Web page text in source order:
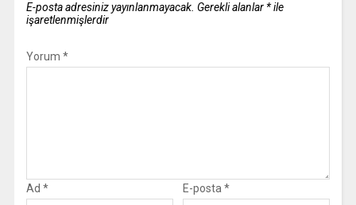
E-posta adresiniz yayınlanmayacak. Gerekli alanlar *ile
işaretlenmişlerdir
Yorum *
Ad * E-posta*